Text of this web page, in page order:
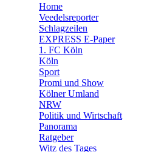
🛒 Shoppingwelt
Home
Veedelsreporter
Schlagzeilen
EXPRESS E-Paper
1. FC Köln
Köln
Sport
Promi und Show
Kölner Umland
NRW
Politik und Wirtschaft
Panorama
Ratgeber
Witz des Tages